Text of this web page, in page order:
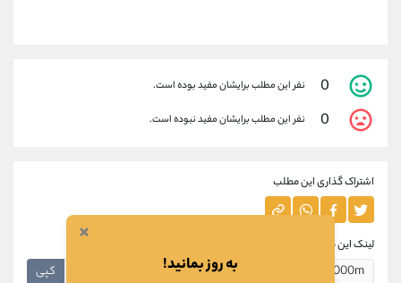
0 نفر این مطلب برایشان مفید بوده است.
0 نفر این مطلب برایشان مفید نبوده است.
اشتراک گذاری این مطلب
لینک این مطلب
کپی
×
به روز بمانید!